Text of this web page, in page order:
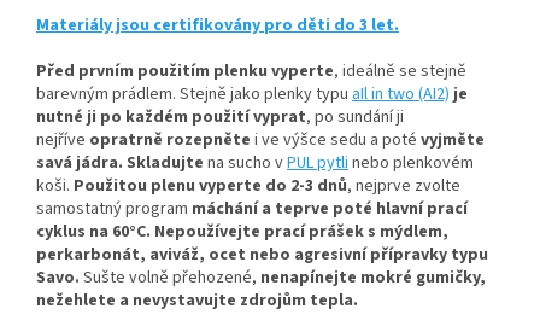
Materiály jsou certifikovány pro děti do 3 let.
Před prvním použitím plenku vyperte, ideálně se stejně
barevným prádlem. Stejně jako plenky typu aIl in two (AI2) je
nutné ji po každém použití vyprat, po sundání ji
nejříve opratrně rozepněte i ve výšce sedu a poté vyjměte
savá jádra. Skladujte na sucho vPUL pytlinebo plenkovém
koši. Použitou plenu vyperte do 2-3 dnů, nejprve zvolte
samostatný program máchání a teprve poté hlavní prací
cyklus na 60°C. Nepoužívejte prací prášek s mýdlem,
perkarbonát, aviváž, ocet nebo agresivní přípravky typu
Savo. Sušte volně přehozené, nenapínejte mokré gumičky,
nežehlete a nevystavujte zdrojům tepla.